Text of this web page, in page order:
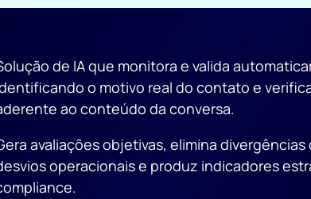
de IA que monitora e valida
o motivo real do contato e
ao conteúdo da conversa.
avaliações objetivas, elimina
operacionais e produz indicadores